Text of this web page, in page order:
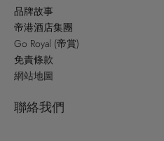
品牌故事
帝港酒店集團
Go Royal (帝賞)
免責條款
網站地圖
聯絡我們